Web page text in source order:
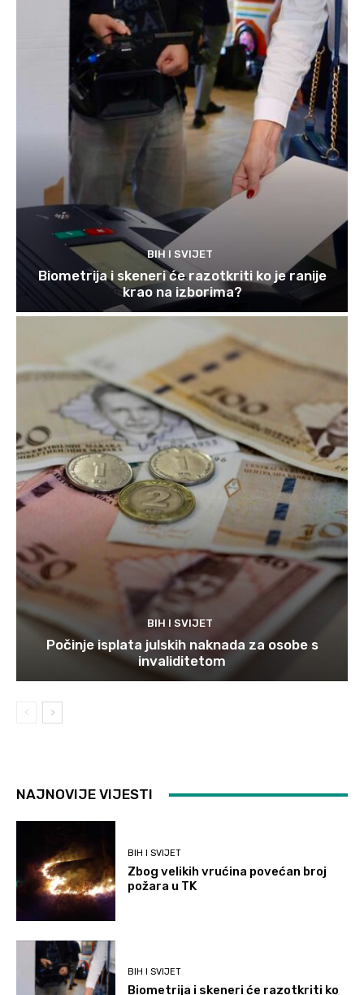
BIH I SVIJET
Biometrija i skeneri će razotkriti ko je ranije
krao na izborima?
BIH I SVIJET
Počinje isplata julskih naknada za osobe s
invaliditetom
NAJNOVIJE VIJESTI
BIH I SVIJET
Zbog velikih vrućina povećan broj
požara u TK
BIH I SVIJET
Biometrija i skeneri će razotkriti ko